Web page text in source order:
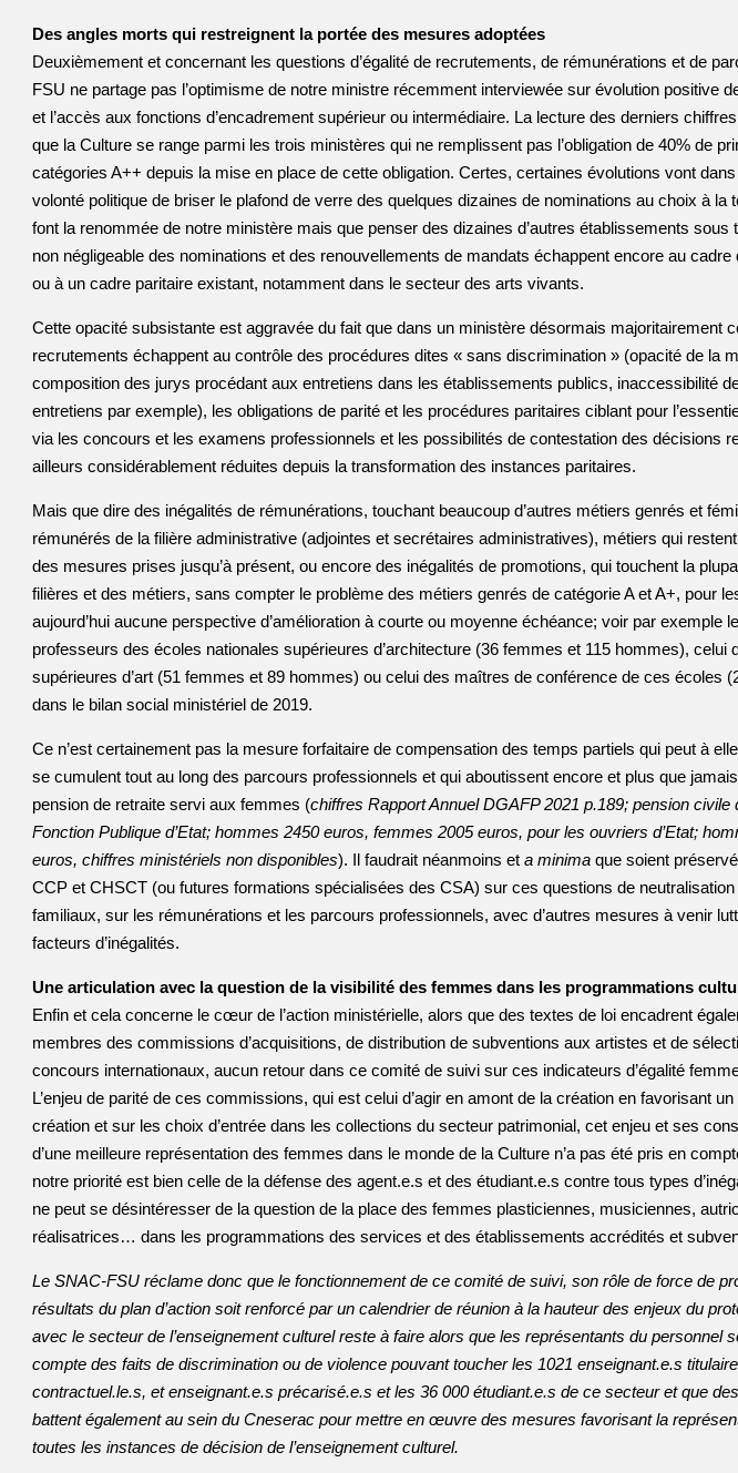
Des angles morts qui restreignent la portée des mesures adoptées
Deuxièmement et concernant les questions d’égalité de recrutements, de rémunérations et de
FSU ne partage pas l’optimisme de notre ministre récemment interviewée sur évolution positive
et l’accès aux fonctions d’encadrement supérieur ou intermédiaire. La lecture des derniers
que la Culture se range parmi les trois ministères qui ne remplissent pas l’obligation de 40% de
catégories A++ depuis la mise en place de cette obligation. Certes, certaines évolutions vont
volonté politique de briser le plafond de verre des quelques dizaines de nominations au choix à la
font la renommée de notre ministère mais que penser des dizaines d’autres établissements sous
non négligeable des nominations et des renouvellements de mandats échappent encore au
ou à un cadre paritaire existant, notamment dans le secteur des arts vivants.
Cette opacité subsistante est aggravée du fait que dans un ministère désormais majoritairement
recrutements échappent au contrôle des procédures dites « sans discrimination » (opacité de la
composition des jurys procédant aux entretiens dans les établissements publics, inaccessibilité
entretiens par exemple), les obligations de parité et les procédures paritaires ciblant pour
via les concours et les examens professionnels et les possibilités de contestation des décisions
ailleurs considérablement réduites depuis la transformation des instances paritaires.
Mais que dire des inégalités de rémunérations, touchant beaucoup d’autres métiers genrés et
rémunérés de la filière administrative (adjointes et secrétaires administratives), métiers qui
des mesures prises jusqu’à présent, ou encore des inégalités de promotions, qui touchent la
filières et des métiers, sans compter le problème des métiers genrés de catégorie A et A+, pour
aujourd’hui aucune perspective d’amélioration à courte ou moyenne échéance; voir par exemple
professeurs des écoles nationales supérieures d’architecture (36 femmes et 115 hommes), celui
supérieures d’art (51 femmes et 89 hommes) ou celui des maîtres de conférence de ces écoles
dans le bilan social ministériel de 2019.
Ce n’est certainement pas la mesure forfaitaire de compensation des temps partiels qui peut à
se cumulent tout au long des parcours professionnels et qui aboutissent encore et plus que
pension de retraite servi aux femmes (chiffres Rapport Annuel DGAFP 2021 p.189; pension civile
Fonction Publique d’Etat; hommes 2450 euros, femmes 2005 euros, pour les ouvriers d’Etat;
euros, chiffres ministériels non disponibles). Il faudrait néanmoins et a minima que soient
CCP et CHSCT (ou futures formations spécialisées des CSA) sur ces questions de neutralisation
familiaux, sur les rémunérations et les parcours professionnels, avec d’autres mesures à venir
facteurs d’inégalités.
Une articulation avec la question de la visibilité des femmes dans les programmations
Enfin et cela concerne le cœur de l’action ministérielle, alors que des textes de loi encadrent
membres des commissions d’acquisitions, de distribution de subventions aux artistes et de
concours internationaux, aucun retour dans ce comité de suivi sur ces indicateurs d’égalité
L’enjeu de parité de ces commissions, qui est celui d’agir en amont de la création en favorisant
création et sur les choix d’entrée dans les collections du secteur patrimonial, cet enjeu et ses
d’une meilleure représentation des femmes dans le monde de la Culture n’a pas été pris en
notre priorité est bien celle de la défense des agent.e.s et des étudiant.e.s contre tous types
ne peut se désintéresser de la question de la place des femmes plasticiennes, musiciennes,
réalisatrices… dans les programmations des services et des établissements accrédités et
Le SNAC-FSU réclame donc que le fonctionnement de ce comité de suivi, son rôle de force de
résultats du plan d’action soit renforcé par un calendrier de réunion à la hauteur des enjeux du
avec le secteur de l’enseignement culturel reste à faire alors que les représentants du personnel
compte des faits de discrimination ou de violence pouvant toucher les 1021 enseignant.e.s
contractuel.le.s, et enseignant.e.s précarisé.e.s et les 36 000 étudiant.e.s de ce secteur et que
battent également au sein du Cneserac pour mettre en œuvre des mesures favorisant la
toutes les instances de décision de l’enseignement culturel.